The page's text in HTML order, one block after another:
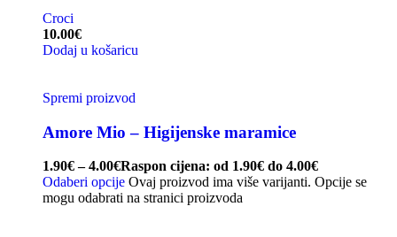
Croci
10.00€
Dodaj u košaricu
Spremi proizvod
Amore Mio – Higijenske maramice
1.90€ – 4.00€Raspon cijena: od 1.90€ do 4.00€
Odaberi opcije Ovaj proizvod ima više varijanti. Opcije se
mogu odabrati na stranici proizvoda